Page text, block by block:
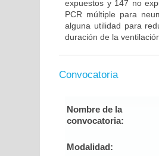
expuestos y 147 no
PCR múltiple para
alguna utilidad para
duración de la
Convocatoria
Nombre de la
convocatoria:
Modalidad: